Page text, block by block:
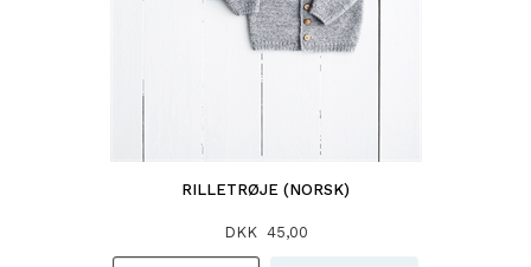
RILLETRØJE (NORSK)
DKK 45,00